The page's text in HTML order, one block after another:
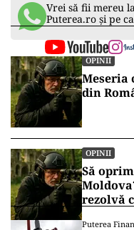
Vrei să fii mereu
Puterea.ro și pe
OPINII
Meseria
din
OPINII
Să
rezolvă
Puterea